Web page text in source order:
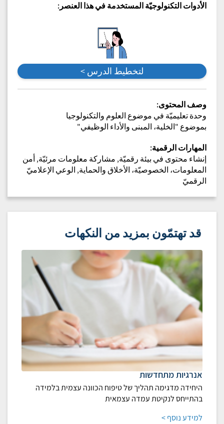
الأدوات التكنولوجيّة المستخدمة في هذا العنصر:
لتخطيط الدرس >
وصف المحتوى:
وحدة تعليميّة في موضوع العلوم والتكنولوجيا
بموضوع "الخلية، المبنى والأداء الوظيفي"
المهارات الرقمية:
إنشاء محتوى في بيئة رقميّة, مشاركة معلومات مرئيّة, أمن
المعلومات، الخصوصيّة، الأخلاق والحماية, الوعي الإعلاميّ
الرقميّ
قد تهتمّون بمزيد من النكهات
אנרגיות מתחדשות
היחידה מדגימה תהליך של טיפוח הכוונה עצמית בלמידה
בהתייחס לנקיטת עמדה עצמאית
למידע נוסף >